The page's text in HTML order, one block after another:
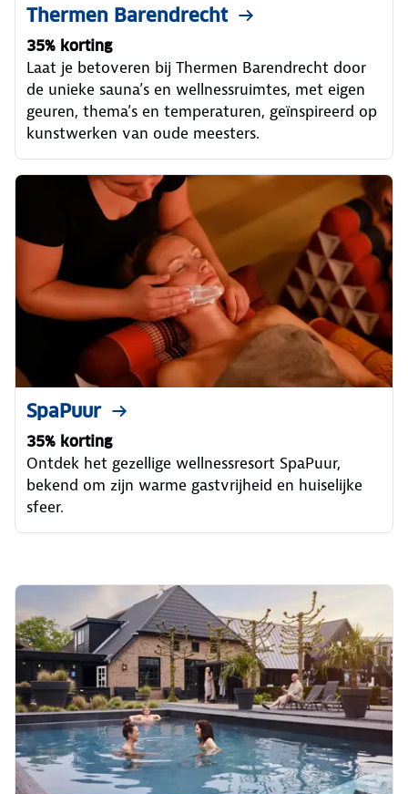
Thermen Barendrecht
35% korting
Laat je betoveren bij Thermen Barendrecht door
de unieke sauna’s en wellnessruimtes, met eigen
geuren, thema’s en temperaturen, geïnspireerd op
kunstwerken van oude meesters.
SpaPuur
35% korting
Ontdek het gezellige wellnessresort SpaPuur,
bekend om zijn warme gastvrijheid en huiselijke
sfeer.